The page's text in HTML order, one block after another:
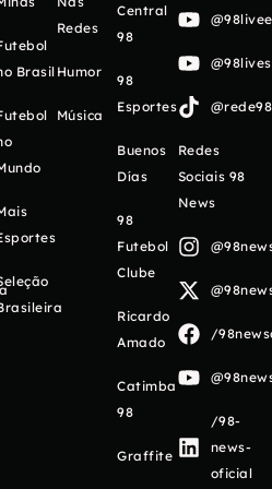
Brasil
Redes
Humor
Música
Central
98
98
Esportes
Buenos
Días
98
Futebol
Clube
Ricardo
Amado
Catimba
98
Graffite
Redes
Sociais 98
News
/
/98-
news-
oficial